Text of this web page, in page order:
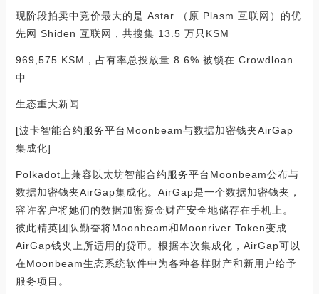
现阶段拍卖中竞价最大的是 Astar （原 Plasm 互联网）的优
先网 Shiden 互联网，共搜集 13.5 万只KSM
969,575 KSM，占有率总投放量 8.6% 被锁在 Crowdloan
中
生态重大新闻
[波卡智能合约服务平台Moonbeam与数据加密钱夹AirGap
集成化]
Polkadot上兼容以太坊智能合约服务平台Moonbeam公布与
数据加密钱夹AirGap集成化。AirGap是一个数据加密钱夹，
容许客户将她们的数据加密资金财产安全地储存在手机上。
彼此精英团队勤奋将Moonbeam和Moonriver Token变成
AirGap钱夹上所适用的贷币。根据本次集成化，AirGap可以
在Moonbeam生态系统软件中为各种各样财产和新用户给予
服务项目。